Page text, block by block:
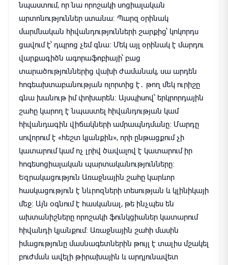
նպաստում, որ նա որոշակի սոցիալական
արտոնություններ ստանա։ Պարզ օրինակ
մարմնական հիվանդությունների շարքից՝ կոկորդս
ցավում է՝ դպրոց չեմ գնա։ Մեկ այլ օրինակ է մարդու
վարքագիծն ագորաֆոբիայի՝ բաց
տարածություններից վախի ժամանակ, սա արդեն
հոգեախտաբանության ոլորտից է․ թող մեկ ուրիշը
գնա խանութ իմ փոխարեն։ Այսպիսով՝ երկրորդային
շահը կարող է նպաստել հիվանդության կամ
հիվանդագին վիճակների ամրապնդմանը։ Մարդը
սովորում է «հեշտ կյանքին», որի ընթացքում չի
կատարում կամ ոչ լրիվ ծավալով է կատարում իր
հոգեսոցիալական պարտականությունները։
Եզրակացություն Առաջնային շահը կարևոր
հասկացություն է նևրոզների տեսության և կլինիկայի
մեջ։ Այն օգնում է հասկանալ, թե ինչպես են
ախտանիշները որոշակի ֆունկցիաներ կատարում
հիվանդի կյանքում։ Առաջնային շահի մասին
իմացությունը մասնագետներին թույլ է տալիս մշակել
բուժման ավելի թիրախային և արդյունավետ